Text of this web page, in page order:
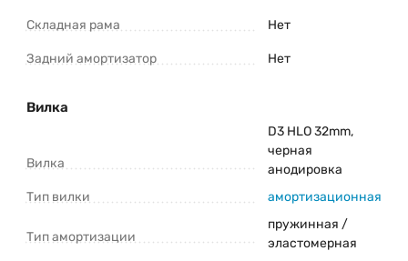
Складная рама Нет
Задний амортизатор Нет
Вилка
Вилка
D3 HLO 32mm,
черная
анодировка
Тип вилки
амортизационная
Тип амортизации
пружинная /
эластомерная